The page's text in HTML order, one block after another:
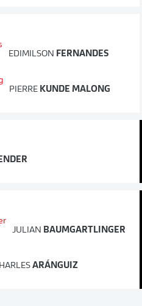
EDIMILSON FERNANDES
PIERRE KUNDE MALONG
JULIAN BAUMGARTLINGER
ARÁNGUIZ